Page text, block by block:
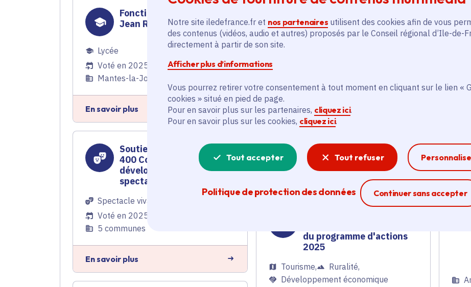
Notre site iledefrance.fr et nos partenaires utilisent des cookies afin de vous
des contenus (vidéos, audio et autres) proposés par le Conseil régional d’Ile-de-
directement à partir de son site.
Afficher plus d’informations
Vous pourrez retirer votre consentement à tout moment en cliquant sur le lien «
cookies » situé en pied de page.
Pour en savoir plus sur les partenaires, cliquez ici.
Pour en savoir plus sur les cookies, cliquez ici.
Tout accepter Tout refuser
Politique de protection des données Continuer sans accepter
Ferme la modale
En savoir plus
Fonctionnement du lycée
Jean Rostand
Lycée
Voté en 2025
Mantes-la-Jolie (78)
En savoir plus
pour la SASU
Agriculture
Bennecourt (78)
En savoir plus
En
Soutien à l'association Les
400 Coups pour le
développement du
spectacle jeune public
Spectacle vivant
Voté en 2025
5 communes
En savoir plus
du programme d'actions
2025
Tourisme, Ruralité,
Développement économique